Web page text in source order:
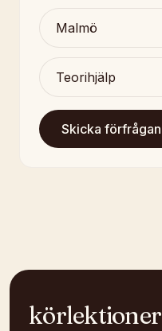
Skicka förfrågan
körlektioner